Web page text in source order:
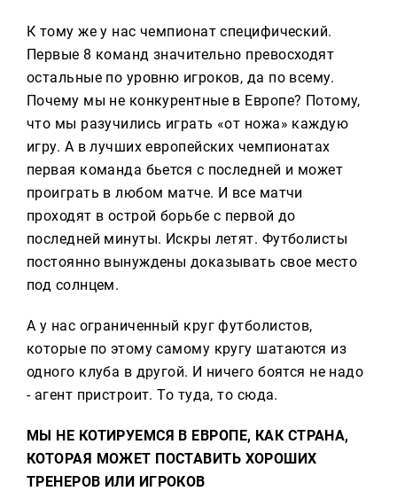
К тому же у нас чемпионат специфический.
Первые 8 команд значительно превосходят
остальные по уровню игроков, да по всему.
Почему мы не конкурентные в Европе? Потому,
что мы разучились играть «от ножа» каждую
игру. А в лучших европейских чемпионатах
первая команда бьется с последней и может
проиграть в любом матче. И все матчи
проходят в острой борьбе с первой до
последней минуты. Искры летят. Футболисты
постоянно вынуждены доказывать свое место
под солнцем.
А у нас ограниченный круг футболистов,
которые по этому самому кругу шатаются из
одного клуба в другой. И ничего боятся не надо
- агент пристроит. То туда, то сюда.
МЫ НЕ КОТИРУЕМСЯ В ЕВРОПЕ, КАК СТРАНА,
КОТОРАЯ МОЖЕТ ПОСТАВИТЬ ХОРОШИХ
ТРЕНЕРОВ ИЛИ ИГРОКОВ